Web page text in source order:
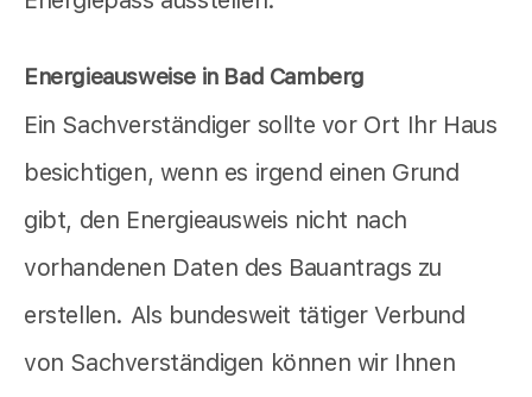
Energieausweise in Bad Camberg
Ein Sachverständiger sollte vor Ort Ihr Haus
besichtigen, wenn es irgend einen Grund
gibt, den Energieausweis nicht nach
vorhandenen Daten des Bauantrags zu
erstellen. Als bundesweit tätiger Verbund
von Sachverständigen können wir Ihnen